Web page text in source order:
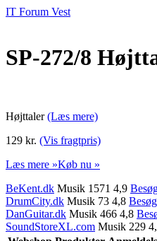
IT Forum Vest
SP-272/8
Højttaler(Læs mere)
129 kr. (Vis fragtpris)
Læs mere »Køb nu »
BeKent.dk Musik 1571 4,9
DrumCity.dk Musik 73 4,8 Besøg
DanGuitar.dk Musik 466 4,8
SoundStoreXL.com Musik 229